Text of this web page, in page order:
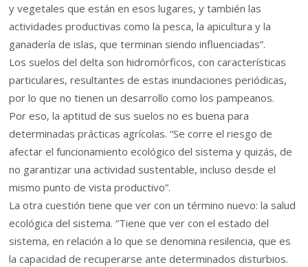
y vegetales que están en esos lugares, y también las
actividades productivas como la pesca, la apicultura y la
ganadería de islas, que terminan siendo influenciadas”.
Los suelos del delta son hidromórficos, con características
particulares, resultantes de estas inundaciones periódicas,
por lo que no tienen un desarrollo como los pampeanos.
Por eso, la aptitud de sus suelos no es buena para
determinadas prácticas agrícolas. “Se corre el riesgo de
afectar el funcionamiento ecológico del sistema y quizás, de
no garantizar una actividad sustentable, incluso desde el
mismo punto de vista productivo”.
La otra cuestión tiene que ver con un término nuevo: la salud
ecológica del sistema. “Tiene que ver con el estado del
sistema, en relación a lo que se denomina resilencia, que es
la capacidad de recuperarse ante determinados disturbios.